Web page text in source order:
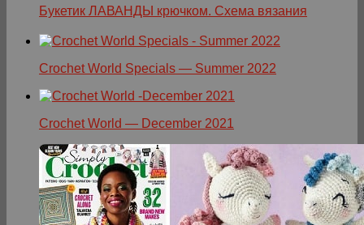
Букетик ЛАВАНДЫ крючком. Схема вязания
Crochet World Specials — Summer 2022
Crochet World — December 2021